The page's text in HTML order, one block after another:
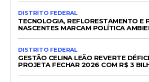
DISTRITO FEDERAL
TECNOLOGIA, REFLORESTAMENTO E
NASCENTES MARCAM POLÍTICA
DISTRITO FEDERAL
GESTÃO CELINA LEÃO REVERTE
PROJETA FECHAR 2026 COM R$ 3